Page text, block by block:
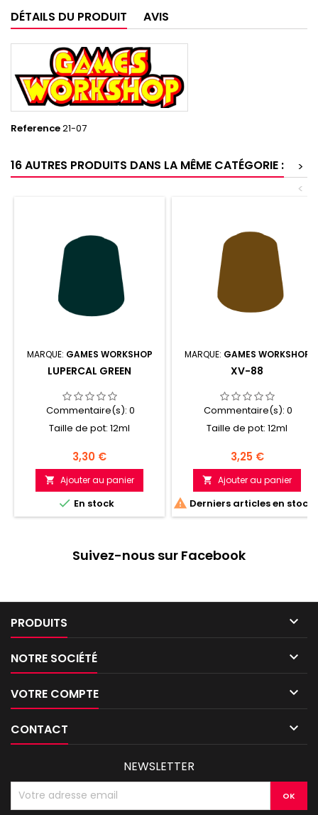
DÉTAILS DU PRODUIT AVIS
Reference21-07
16 AUTRES PRODUITS DANS LA MÊME CATÉGORIE :
>
<
MARQUE: GAMES WORKSHOP
LUPERCAL GREEN
Commentaire(s): 0
Taille de pot: 12ml
Prix
3,30 €
 Ajouter au panier
 En stock
MARQUE: GAMES WORKSHOP
XV-88
Commentaire(s): 0
Taille de pot: 12ml
Prix
3,25 €
 Ajouter au panier
 Derniers articles en stock
Suivez-nous sur Facebook
PRODUITS 
NOTRE SOCIÉTÉ 
VOTRE COMPTE 
CONTACT 
NEWSLETTER